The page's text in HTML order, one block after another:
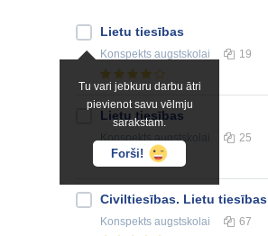
Tu vari jebkuru darbu ātri
pievienot savu vēlmju
sarakstam.
Forši!
Lietu tiesības
Konspekts augstskolai 19
Lietu tiesības
Konspektsaugstskolai 25
Civiltiesības. Lietu tiesības
Konspekts augstskolai 67